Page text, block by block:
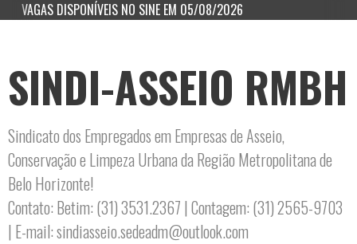
VAGAS DISPONÍVEIS NO SINE EM 05/08/2026
SINDI-ASSEIO RMBH
Sindicato dos Empregados em Empresas de Asseio,
Conservação e Limpeza Urbana da Região Metropolitana de
Belo Horizonte!
Contato: Betim: (31) 3531.2367 | Contagem: (31) 2565-9703
| E-mail: sindiasseio.sedeadm@outlook.com